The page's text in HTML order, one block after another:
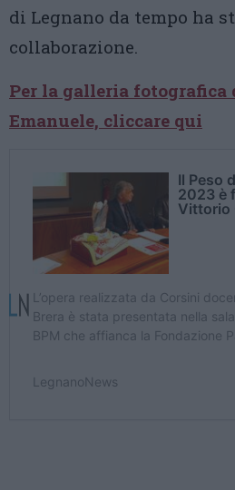
di Legnano da tempo ha
collaborazione.
Per la galleria
Emanuele, cliccare qui